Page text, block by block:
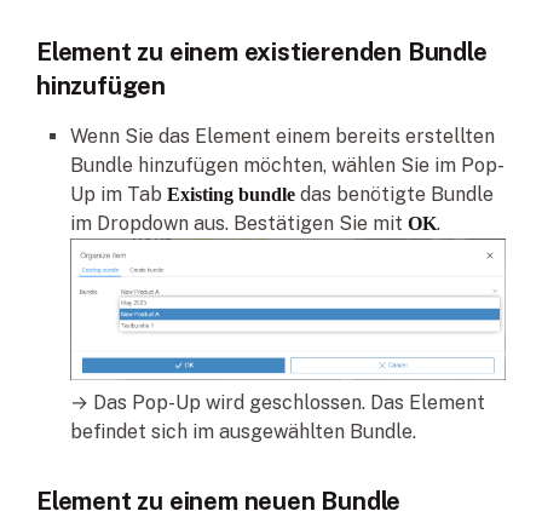
Element zu einem existierenden Bundle
hinzufügen
Wenn Sie das Element einem bereits erstellten
Bundle hinzufügen möchten, wählen Sie im Pop-
Up im Tab Existing bundle das benötigte Bundle
im Dropdown aus. Bestätigen Sie mit OK.
→ Das Pop-Up wird geschlossen. Das Element
befindet sich im ausgewählten Bundle.
Element zu einem neuen Bundle